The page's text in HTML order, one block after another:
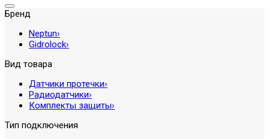
Бренд
Neptun›
Gidrolock›
Вид товара
Датчики протечки›
Радиодатчики›
Комплекты защиты›
Тип подключения